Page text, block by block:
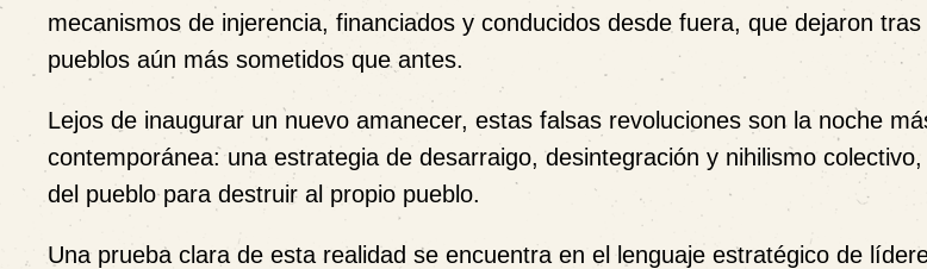
mecanismos de injerencia, financiados y conducidos desde fuera, que dejaron
pueblos aún más sometidos que antes.
Lejos de inaugurar un nuevo amanecer, estas falsas revoluciones son la noche
contemporánea: una estrategia de desarraigo, desintegración y nihilismo
del pueblo para destruir al propio pueblo.
Una prueba clara de esta realidad se encuentra en el lenguaje estratégico de